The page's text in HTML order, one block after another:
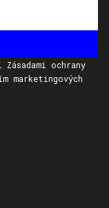
ochrany
marketingových